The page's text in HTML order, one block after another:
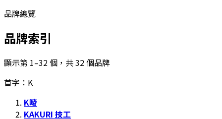
品牌總覽
品牌索引
顯示第 1–32 個，共 32 個品牌
首字：K
K嘜
KAKURI 技工